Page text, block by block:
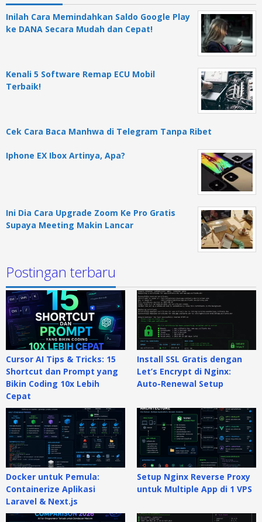
Inilah Cara Memindahkan Saldo Google Play
ke DANA Secara Mudah dan Cepat!
Kenali 5 Software Remap ECU Mobil
Terbaik!
Cek Cara Baca Manhwa di Telegram Tanpa Ribet
Iphone EX Ibox Artinya, Apa?
Ini Dia Cara Upgrade Zoom Ke Pro Gratis
Supaya Meeting Makin Lancar
Postingan terbaru
Cursor AI Tips & Tricks: 15
Shortcut dan Prompt yang
Bikin Coding 10x Lebih
Cepat
Install SSL Gratis dengan
Let’s Encrypt di Nginx:
Auto-Renewal Setup
Docker untuk Pemula:
Containerize Aplikasi
Laravel & Next.js
Setup Nginx Reverse Proxy
untuk Multiple App di 1 VPS